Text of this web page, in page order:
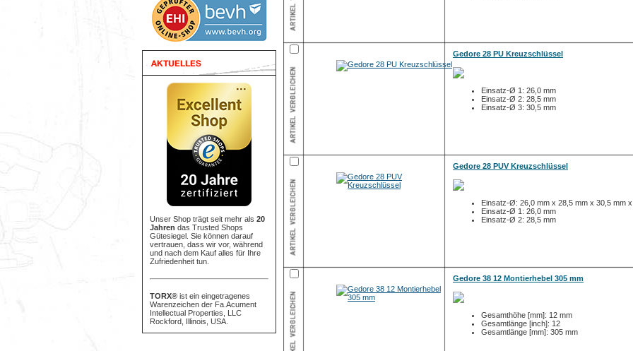
Unser Shop trägt seit mehr als 20
Jahren das Trusted Shops
Gütesiegel. Sie können darauf
vertrauen, dass wir vor, während
und nach dem Kauf alles für Ihre
Zufriedenheit tun.
TORX® ist ein eingetragenes
Warenzeichen der Fa.Acument
Intellectual Properties, LLC
Rockford, Illinois, USA.
Gedore 28 PU Kreuzschlüssel
Einsatz-Ø 1: 26,0 mm
Einsatz-Ø 2: 28,5 mm
Einsatz-Ø 3: 30,5 mm
Gedore 28 PUV Kreuzschlüssel
Einsatz-Ø: 26,0 mm x 28,5 mm x 30,5 mm
Einsatz-Ø 1: 26,0 mm
Einsatz-Ø 2: 28,5 mm
Gedore 38 12 Montierhebel 305 mm
Gesamthöhe [mm]: 12 mm
Gesamtlänge [inch]: 12
Gesamtlänge [mm]: 305 mm